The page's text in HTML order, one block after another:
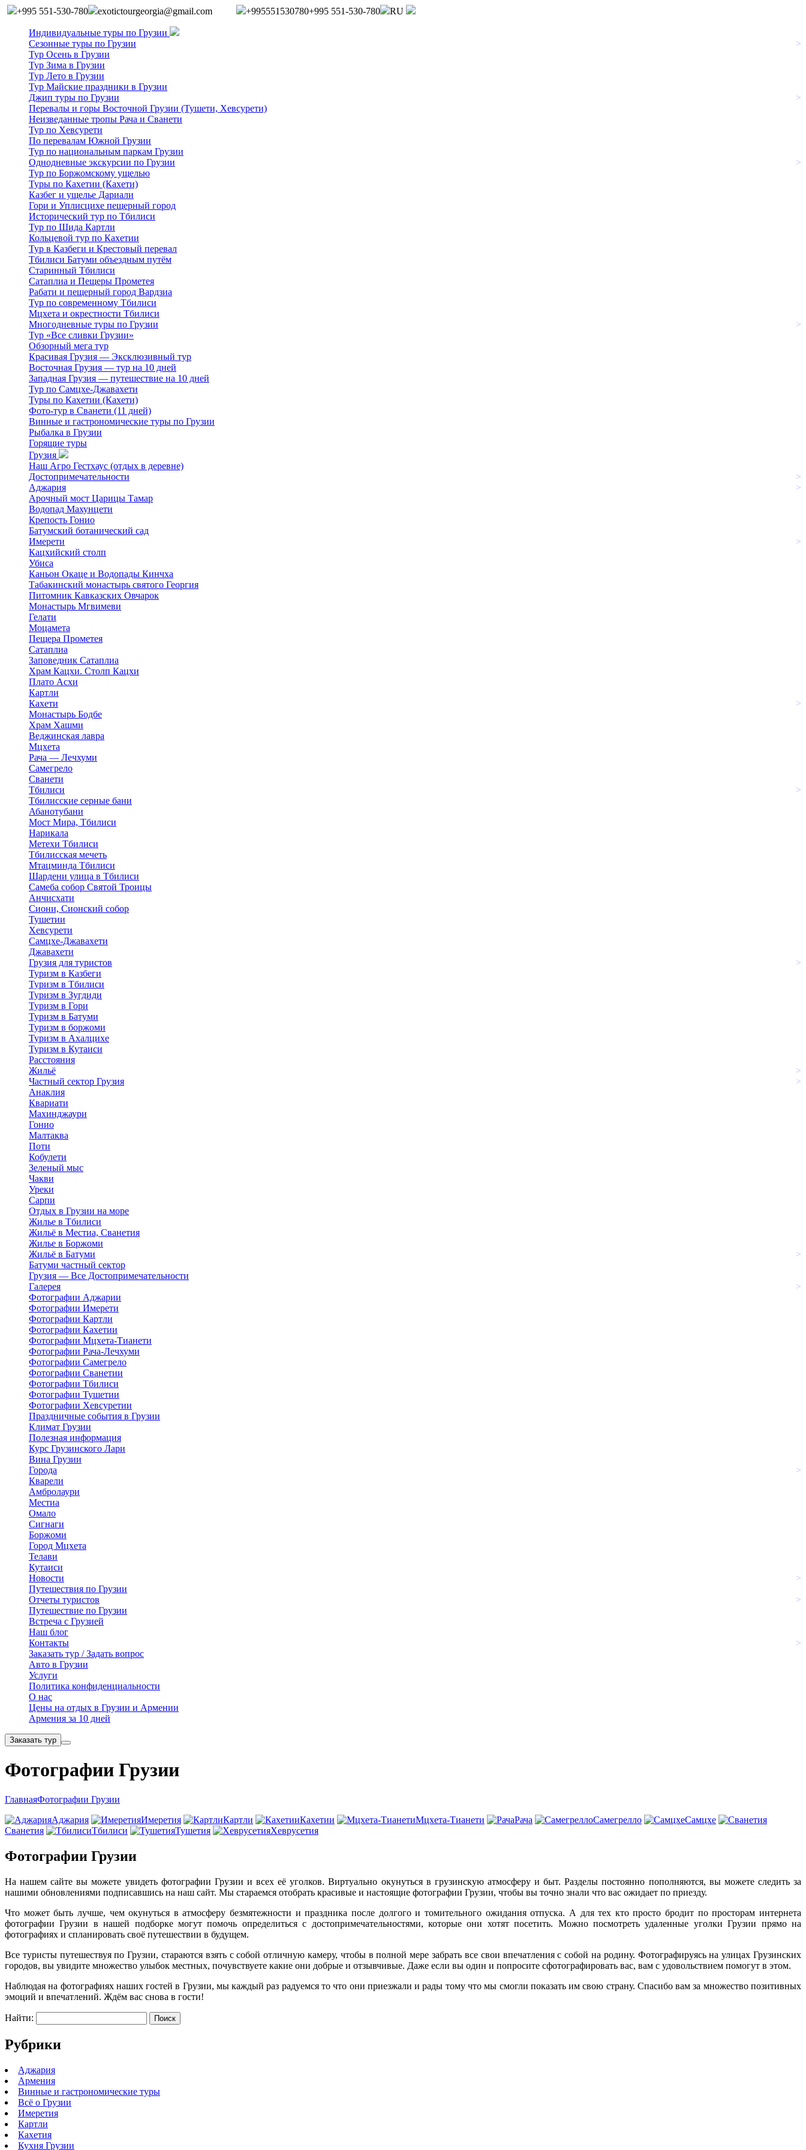
+995 551-530-780 exotictourgeorgia@gmail.com +995551530780+995 551-530-780 RU
Индивидуальные туры по Грузии
Сезонные туры по Грузии
>
Тур Осень в Грузии
Тур Зима в Грузии
Тур Лето в Грузии
Тур Майские праздники в Грузии
Джип туры по Грузии
>
Перевалы и горы Восточной Грузии (Тушети, Хевсурети)
Неизведанные тропы Рача и Сванети
Тур по Хевсурети
По перевалам Южной Грузии
Тур по национальным паркам Грузии
Однодневные экскурсии по Грузии
>
Тур по Боржомскому ущелью
Туры по Кахетии (Кахети)
Казбег и ущелье Дариали
Гори и Уплисцихе пещерный город
Исторический тур по Тбилиси
Тур по Шида Картли
Кольцевой тур по Кахетии
Тур в Казбеги и Крестовый перевал
Тбилиси Батуми объездным путём
Старинный Тбилиси
Сатаплиа и Пещеры Прометея
Рабати и пещерный город Вардзиа
Тур по современному Тбилиси
Мцхета и окрестности Тбилиси
Многодневные туры по Грузии
>
Тур «Все сливки Грузии»
Обзорный мега тур
Красивая Грузия — Эксклюзивный тур
Восточная Грузия — тур на 10 дней
Западная Грузия — путешествие на 10 дней
Тур по Самцхе-Джавахети
Туры по Кахетии (Кахети)
Фото-тур в Сванети (11 дней)
Винные и гастрономические туры по Грузии
Рыбалка в Грузии
Горящие туры
Грузия
Наш Агро Гестхаус (отдых в деревне)
Достопримечательности
>
Аджария
>
Арочный мост Царицы Тамар
Водопад Махунцети
Крепость Гонио
Батумский ботанический сад
Имерети
>
Кацхийский столп
Убиса
Каньон Окаце и Водопады Кинчха
Табакинский монастырь святого Георгия
Питомник Кавказских Овчарок
Монастырь Мгвимеви
Гелати
Моцамета
Пещера Прометея
Сатаплиа
Заповедник Сатаплиа
Храм Кацхи. Столп Кацхи
Плато Асхи
Картли
Кахети
>
Монастырь Бодбе
Храм Хашми
Веджинская лавра
Мцхета
Рача — Лечхуми
Самегрело
Сванети
Тбилиси
>
Тбилисские серные бани
Абанотубани
Мост Мира, Тбилиси
Нарикала
Метехи Тбилиси
Тбилисская мечеть
Мтацминда Тбилиси
Шардени улица в Тбилиси
Самеба собор Святой Троицы
Анчисхати
Сиони, Сионский собор
Тушетии
Хевсурети
Самцхе-Джавахети
Джавахети
Грузия для туристов
>
Туризм в Казбеги
Туризм в Тбилиси
Туризм в Зугдиди
Туризм в Гори
Туризм в Батуми
Туризм в боржоми
Туризм в Ахалцихе
Туризм в Кутаиси
Расстояния
Жильё
>
Частный сектор Грузия
>
Анаклия
Квариати
Махинджаури
Гонио
Малтаква
Поти
Кобулети
Зеленый мыс
Чакви
Уреки
Сарпи
Отдых в Грузии на море
Жилье в Тбилиси
Жильё в Местиа, Сванетия
Жилье в Боржоми
Жильё в Батуми
>
Батуми частный сектор
Грузия — Все Достопримечательности
Галерея
>
Фотографии Аджарии
Фотографии Имерети
Фотографии Картли
Фотографии Кахетии
Фотографии Мцхета-Тианети
Фотографии Рача-Лечхуми
Фотографии Самегрело
Фотографии Сванетии
Фотографии Тбилиси
Фотографии Тушетии
Фотографии Хевсуретии
Праздничные события в Грузии
Климат Грузии
Полезная информация
Курс Грузинского Лари
Вина Грузии
Города
>
Кварели
Амбролаури
Местиа
Омало
Сигнаги
Боржоми
Город Мцхета
Телави
Кутаиси
Новости
>
Путешествия по Грузии
Отчеты туристов
>
Путешествие по Грузии
Встреча с Грузией
Наш блог
Контакты
>
Заказать тур / Задать вопрос
Авто в Грузии
Услуги
Политика конфиденциальности
О нас
Цены на отдых в Грузии и Армении
Армения за 10 дней
Заказать тур
Фотографии Грузии
ГлавнаяФотографии Грузии
Аджария
Имеретия Картли Кахетии Мцхета-Тианети Рача Самегрелло
Самцхе
Сванетия
Тбилиси Тушетия Хеврусетия
Фотографии Грузии
На нашем сайте вы можете увидеть фотографии Грузии и всех её уголков. Виртуально окунуться в грузинскую атмосферу и быт. Разделы постоянно пополняются, вы можете следить за
нашими обновлениями подписавшись на наш сайт. Мы стараемся отобрать красивые и настоящие фотографии Грузии, чтобы вы точно знали что вас ожидает по приезду.
Что может быть лучше, чем окунуться в атмосферу безмятежности и праздника после долгого и томительного ожидания отпуска. А для тех кто просто бродит по просторам интернета
фотографии Грузии в нашей подборке могут помочь определиться с достопримечательностями, которые они хотят посетить. Можно посмотреть удаленные уголки Грузии прямо на
фотографиях и спланировать своё путешествии в будущем.
Все туристы путешествуя по Грузии, стараются взять с собой отличную камеру, чтобы в полной мере забрать все свои впечатления с собой на родину. Фотографируясь на улицах Грузинских
городов, вы увидите множество улыбок местных, почувствуете какие они добрые и отзывчивые. Даже если вы один и попросите сфотографировать вас, вам с удовольствием помогут в этом.
Наблюдая на фотографиях наших гостей в Грузии, мы каждый раз радуемся то что они приезжали и рады тому что мы смогли показать им свою страну. Спасибо вам за множество позитивных
эмоций и впечатлений. Ждём вас снова в гости!
Найти:
Рубрики
Аджария
Армения
Винные и гастрономические туры
Всё о Грузии
Имеретия
Картли
Кахетия
Кухня Грузии